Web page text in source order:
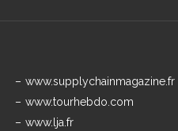
www.supplychainmagazine.fr
www.tourhebdo.com
www.lja.fr